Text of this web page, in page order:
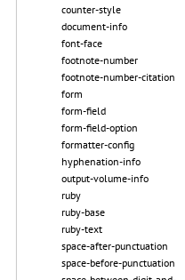
counter-style
document-info
font-face
footnote-number
footnote-number-citation
form
form-field
form-field-option
formatter-config
hyphenation-info
output-volume-info
ruby
ruby-base
ruby-text
space-after-punctuation
space-before-punctuation